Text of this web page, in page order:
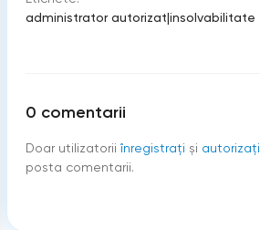
administrator autorizat|insolvabilitate
0 comentarii
Doar utilizatorii înregistraţi şi autorizați
posta comentarii.